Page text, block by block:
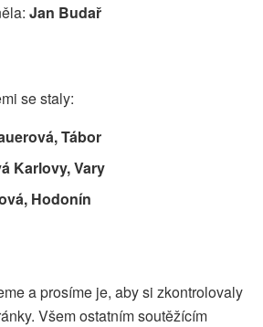
Jan Budař
se staly:
Tábor
Karlovy, Vary
Hodonín
a prosíme je, aby si zkontrolovaly
Všem ostatním soutěžícím